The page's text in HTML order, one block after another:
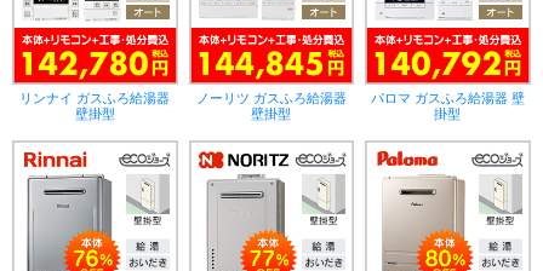
リンナイ ガスふろ給湯器
壁掛型
ノーリツ ガスふろ給湯器
壁掛型
パロマ ガスふろ給湯器 壁
掛型